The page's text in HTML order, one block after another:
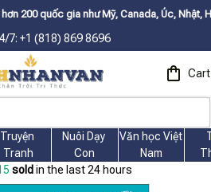
Mỹ, Canada, Úc, Nhật, Hàn, và các nước
7: +1 (818) 869 8696
Cart
Truyện
Tranh
Nuôi Dạy
Con
Văn học Việt
Nam
sold in the last 24 hours